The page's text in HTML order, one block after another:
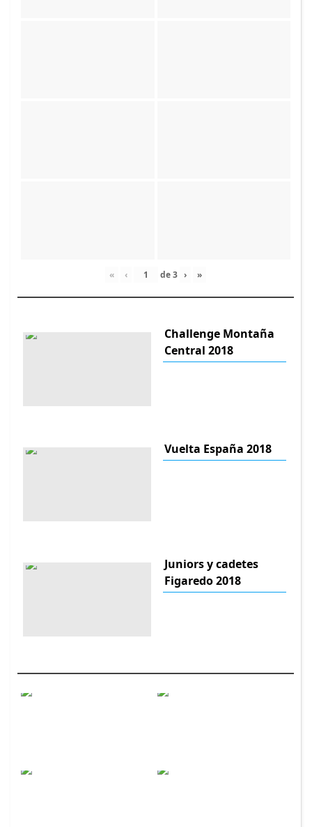
« ‹ de3 › »
Challenge Montaña
Central 2018
Vuelta España 2018
Juniors y cadetes
Figaredo 2018